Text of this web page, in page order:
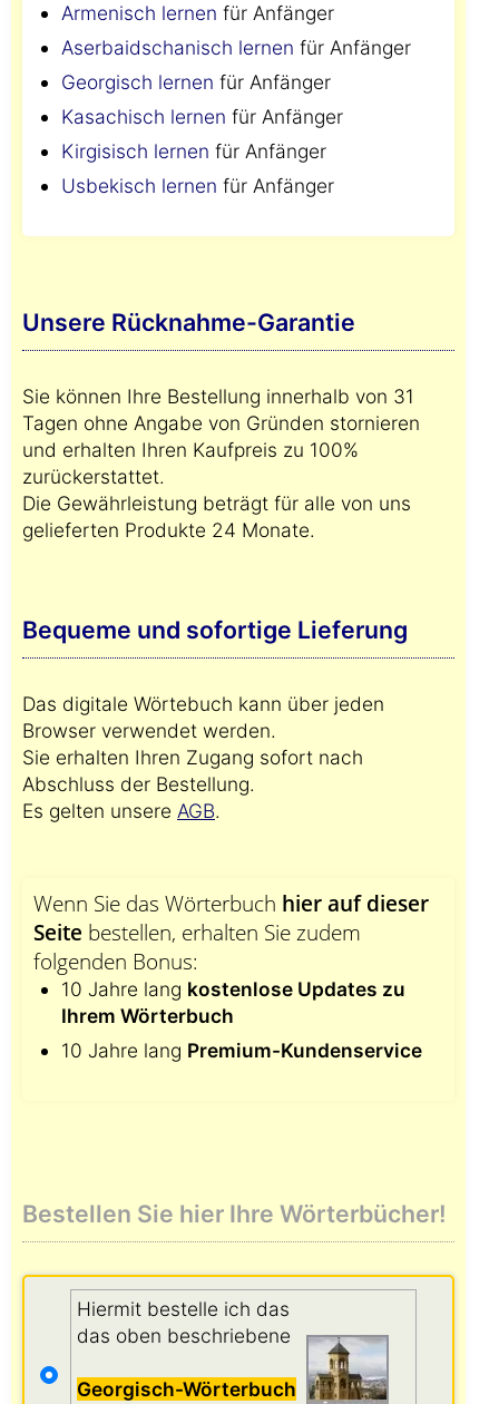
Armenisch lernen für Anfänger
Aserbaidschanisch lernen für Anfänger
Georgisch lernen für Anfänger
Kasachisch lernen für Anfänger
Kirgisisch lernen für Anfänger
Usbekisch lernen für Anfänger
Unsere Rücknahme-Garantie
Sie können Ihre Bestellung innerhalb von 31
Tagen ohne Angabe von Gründen stornieren
und erhalten Ihren Kaufpreis zu 100%
zurückerstattet.
Die Gewährleistung beträgt für alle von uns
gelieferten Produkte 24 Monate.
Bequeme und sofortige Lieferung
Das digitale Wörtebuch kann über jeden
Browser verwendet werden.
Sie erhalten Ihren Zugang sofort nach
Abschluss der Bestellung.
Es gelten unsere AGB.
Wenn Sie das Wörterbuch hier auf dieser
Seite bestellen, erhalten Sie zudem
folgenden Bonus:
10 Jahre lang kostenlose Updates zu
Ihrem Wörterbuch
10 Jahre lang Premium-Kundenservice
Bestellen Sie hier Ihre Wörterbücher!
Hiermit bestelle ich das
das oben beschriebene
Georgisch-Wörterbuch